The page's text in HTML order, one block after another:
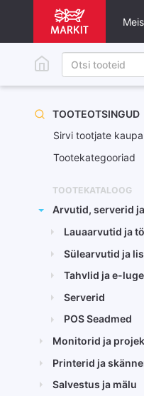
TOOTEOTSINGUD
Sirvi tootjate kaupa
Tootekategooriad
TOOTEKATALOOG
Arvutid, serverid
Lauaarvutid ja
Sülearvutid ja
Tahvlid ja e-
Serverid
POS Seadmed
Monitorid ja
Printerid ja
Salvestus ja mälu